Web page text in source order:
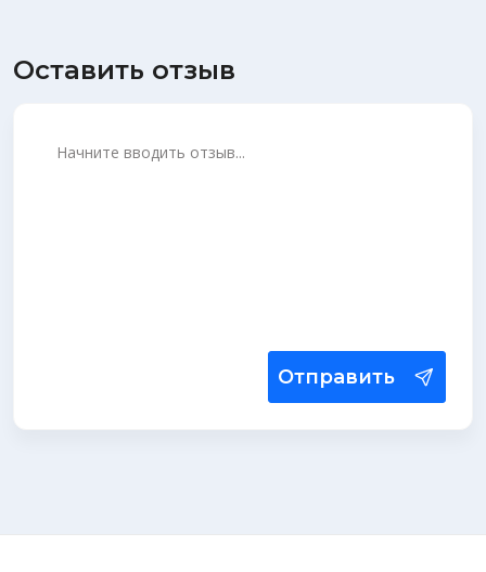
Оставить отзыв
Отправить